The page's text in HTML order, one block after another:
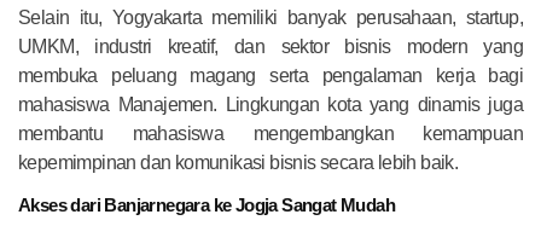
Selain itu, Yogyakarta memiliki banyak perusahaan, startup,
UMKM, industri kreatif, dan sektor bisnis modern yang
membuka peluang magang serta pengalaman kerja bagi
mahasiswa Manajemen. Lingkungan kota yang dinamis juga
membantu mahasiswa mengembangkan kemampuan
kepemimpinan dan komunikasi bisnis secara lebih baik.
Akses dari Banjarnegara ke Jogja Sangat Mudah